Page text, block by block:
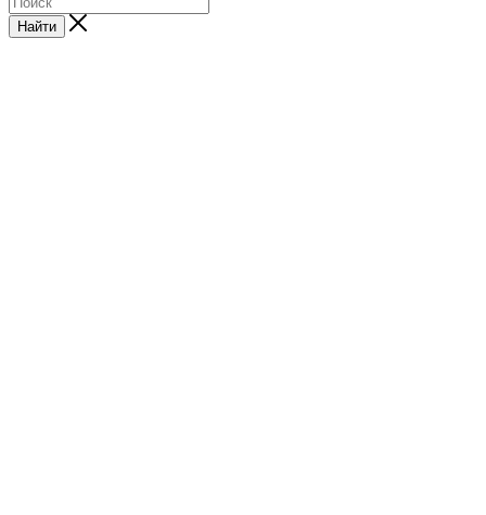
Найти